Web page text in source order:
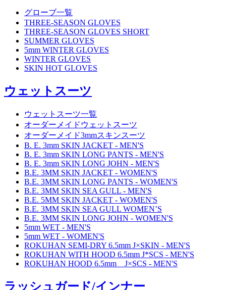
グローブ一覧
THREE-SEASON GLOVES
THREE-SEASON GLOVES SHORT
SUMMER GLOVES
5mm WINTER GLOVES
WINTER GLOVES
SKIN HOT GLOVES
ウェットスーツ
ウェットスーツ一覧
オーダーメイドウェットスーツ
オーダーメイド3mmスキンスーツ
B. E. 3mm SKIN JACKET - MEN'S
B. E. 3mm SKIN LONG PANTS - MEN'S
B. E. 3mm SKIN LONG JOHN - MEN'S
B.E. 3MM SKIN JACKET - WOMEN'S
B.E. 3MM SKIN LONG PANTS - WOMEN'S
B.E. 3MM SKIN SEA GULL - MEN'S
B.E. 5MM SKIN JACKET - WOMEN'S
B.E. 3MM SKIN SEA GULL WOMEN’S
B.E. 3MM SKIN LONG JOHN - WOMEN'S
5mm WET - MEN'S
5mm WET - WOMEN'S
ROKUHAN SEMI-DRY 6.5mm J×SKIN - MEN'S
ROKUHAN WITH HOOD 6.5mm J*SCS - MEN'S
ROKUHAN HOOD 6.5mm J×SCS - MEN'S
ラッシュガード/インナー